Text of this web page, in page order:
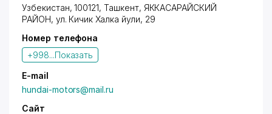
Узбекистан, 100121, Ташкент, ЯККАСАРАЙСКИЙ
РАЙОН, ул. Кичик Халка йули, 29
Номер телефона
+998...Показать
E-mail
hundai-motors@mail.ru
Сайт